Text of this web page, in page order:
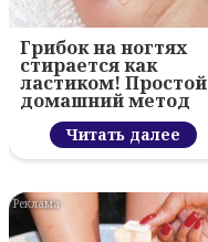
Грибок на ногтях
стирается как
ластиком! Простой
домашний метод
Читать далее